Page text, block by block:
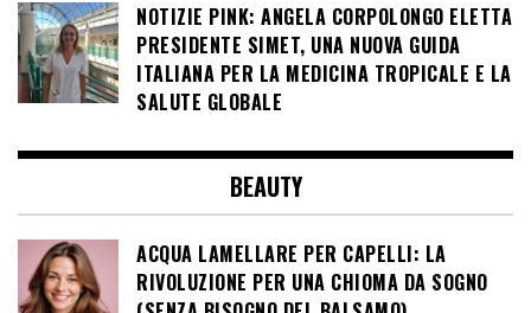
NOTIZIE PINK: ANGELA CORPOLONGO ELETTA
PRESIDENTE SIMET, UNA NUOVA GUIDA
ITALIANA PER LA MEDICINA TROPICALE E LA
SALUTE GLOBALE
BEAUTY
ACQUA LAMELLARE PER CAPELLI: LA
RIVOLUZIONE PER UNA CHIOMA DA SOGNO